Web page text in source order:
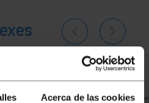
Acerca de las cookies